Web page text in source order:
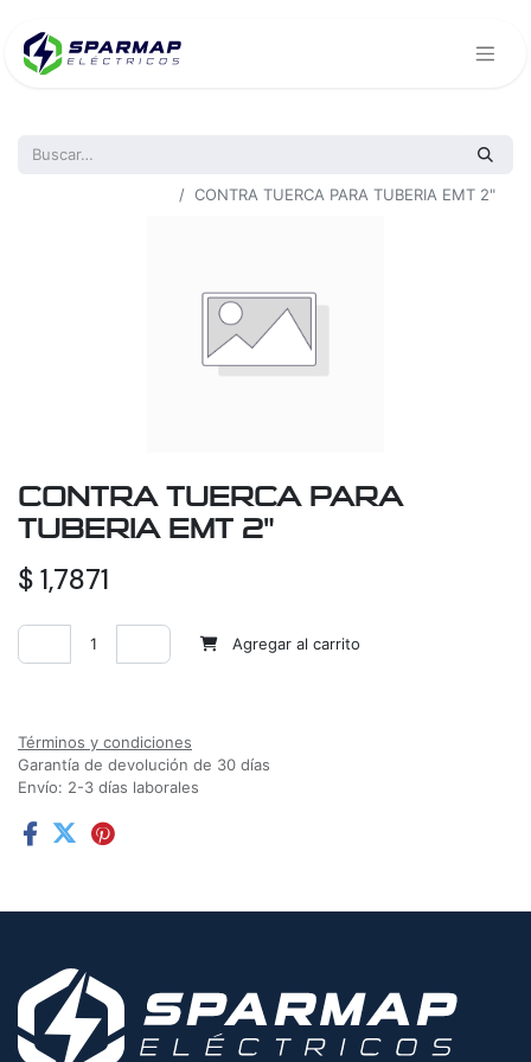
CONTRA TUERCA PARA TUBERIA EMT 2"
CONTRA TUERCA PARA
TUBERIA EMT 2"
$ 1,7871
Agregar al carrito
Términos y condiciones
Garantía de devolución de 30 días
Envío: 2-3 días laborales